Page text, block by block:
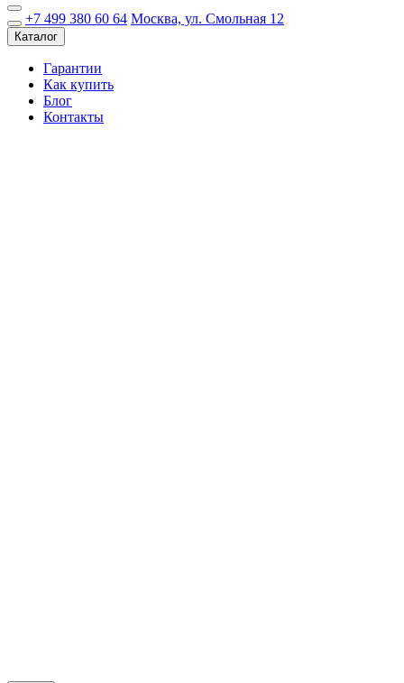
+7 499 380 60 64 Москва, ул. Смольная 12
Каталог
Гарантии
Как купить
Блог
Контакты